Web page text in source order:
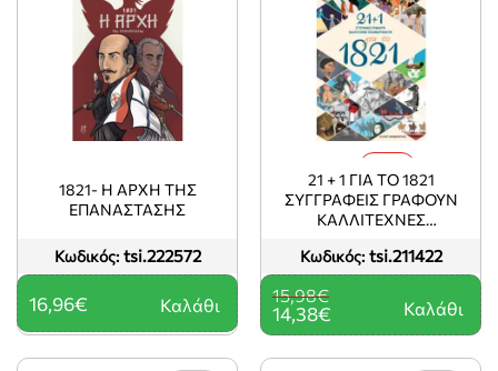
Κωδικός: tsi.222572
1821- Η ΑΡΧΗ ΤΗΣ
ΕΠΑΝΑΣΤΑΣΗΣ
16,96€ Καλάθι
Κωδικός: tsi.211422
21 + 1 ΓΙΑ ΤΟ 1821
ΣΥΓΓΡΑΦΕΙΣ ΓΡΑΦΟΥΝ
ΚΑΛΛΙΤΕΧΝΕΣ
14,38€
15,98€
Καλάθι